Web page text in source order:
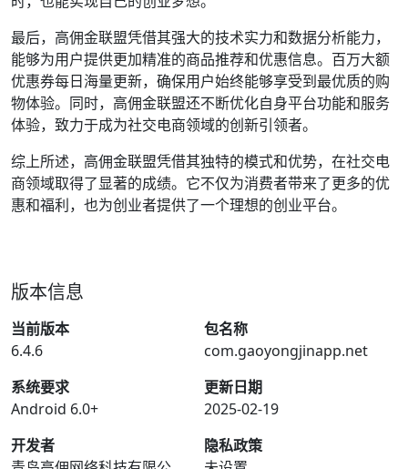
最后，高佣金联盟凭借其强大的技术实力和数据分析能力，
能够为用户提供更加精准的商品推荐和优惠信息。百万大额
优惠券每日海量更新，确保用户始终能够享受到最优质的购
物体验。同时，高佣金联盟还不断优化自身平台功能和服务
体验，致力于成为社交电商领域的创新引领者。
综上所述，高佣金联盟凭借其独特的模式和优势，在社交电
商领域取得了显著的成绩。它不仅为消费者带来了更多的优
惠和福利，也为创业者提供了一个理想的创业平台。
版本信息
当前版本
6.4.6
包名称
com.gaoyongjinapp.net
系统要求
Android 6.0+
更新日期
2025-02-19
开发者
隐私政策